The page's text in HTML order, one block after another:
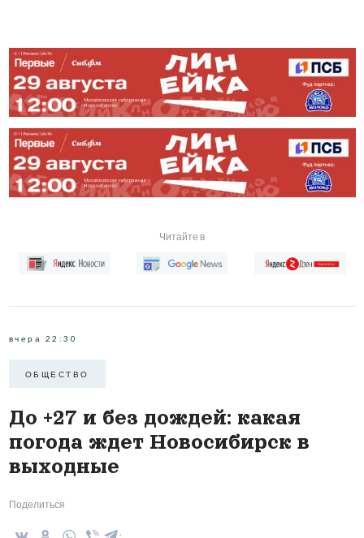
Читайте в
вчера 22:30
ОБЩЕСТВО
До +27 и без дождей: какая
погода ждет Новосибирск в
выходные
Поделиться